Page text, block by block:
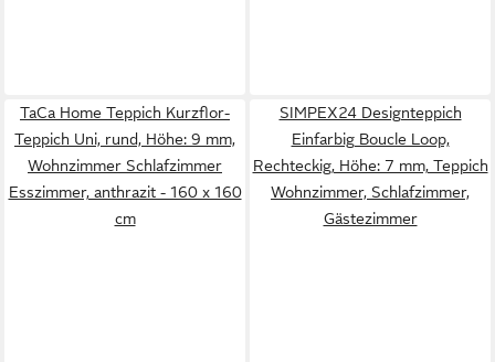
TaCa Home Teppich Kurzflor-
Teppich Uni, rund, Höhe: 9 mm,
Wohnzimmer Schlafzimmer
Esszimmer, anthrazit - 160 x 160
cm
SIMPEX24 Designteppich
Einfarbig Boucle Loop,
Rechteckig, Höhe: 7 mm, Teppich
Wohnzimmer, Schlafzimmer,
Gästezimmer